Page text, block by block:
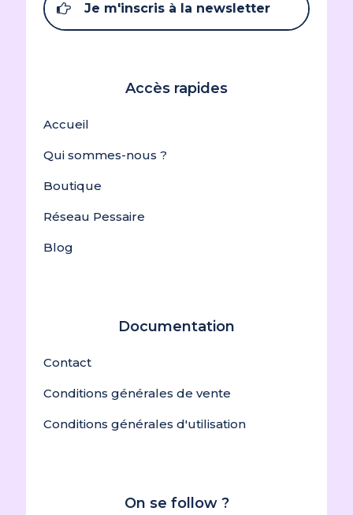
Je m'inscris à la newsletter
Accès rapides
Accueil
Qui sommes-nous ?
Boutique
Réseau Pessaire
Blog
Documentation
Contact
Conditions générales de vente
Conditions générales d'utilisation
On se follow ?